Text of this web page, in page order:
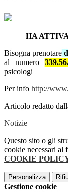
HA
Bisogna prenotare
al numero
psicologi
Per info http://
Articolo redatto
Notizie
Questo sito o gli
cookie necessari al
COOKIE
Personalizza
Gestione cookie